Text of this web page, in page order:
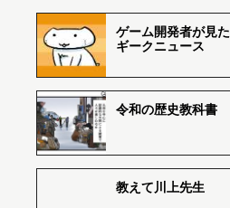
ゲーム開発者が見た
ギークニュース
令和の歴史教科書
教えて川上先生